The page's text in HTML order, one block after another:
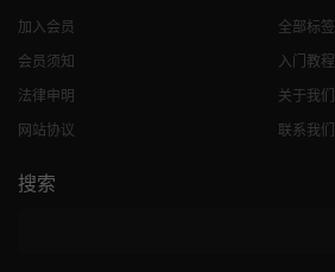
加入会员
会员须知
法律申明
网站协议
全部标签
入门教程
关于我们
联系我们
搜索